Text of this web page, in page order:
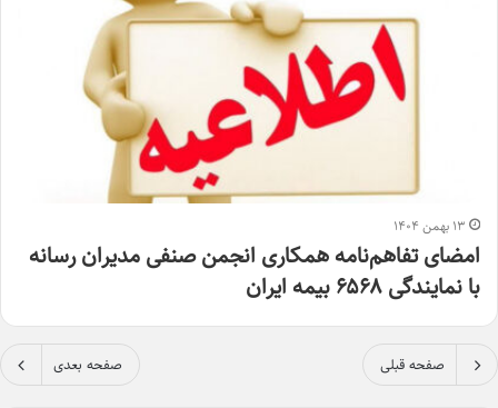
۱۳ بهمن ۱۴۰۴
امضای تفاهم‌نامه همکاری انجمن صنفی مدیران رسانه
با نمایندگی ۶۵۶۸ بیمه ایران
صفحه قبلی صفحه بعدی